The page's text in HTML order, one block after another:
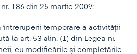
186 din 25 martie 2009:
întreruperii temporare a activităţii
la art. 53 alin. (1) din Legea nr.
cu modificările şi completările